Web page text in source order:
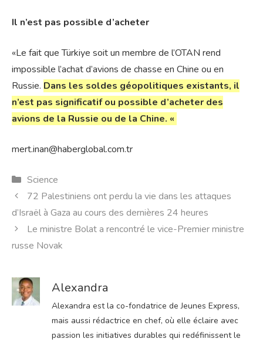
Il n’est pas possible d’acheter
«Le fait que Türkiye soit un membre de l’OTAN rend
impossible l’achat d’avions de chasse en Chine ou en
Russie. Dans les soldes géopolitiques existants, il
n’est pas significatif ou possible d’acheter des
avions de la Russie ou de la Chine. «
mert.inan@haberglobal.com.tr
Catégories
Science
72 Palestiniens ont perdu la vie dans les attaques
d’Israël à Gaza au cours des dernières 24 heures
Le ministre Bolat a rencontré le vice-Premier ministre
russe Novak
Alexandra
Alexandra est la co-fondatrice de Jeunes Express,
mais aussi rédactrice en chef, où elle éclaire avec
passion les initiatives durables qui redéfinissent le